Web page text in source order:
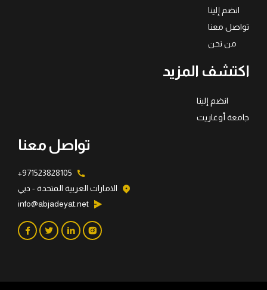
انضم إلينا
تواصل معنا
من نحن
اكتشف المزيد
انضم إلينا
جامعة أوغاريت
تواصل معنا
971523828105+
الامارات العربية المتحدة - دبي
info@abjadeyat.net